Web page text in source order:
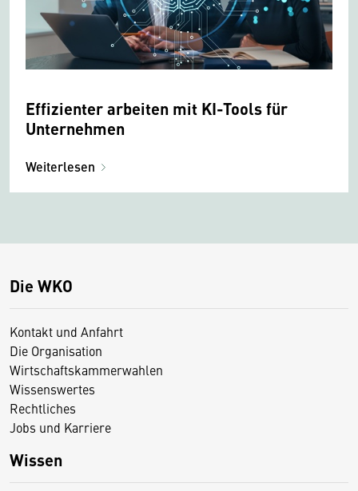
Effizienter arbeiten mit KI-Tools für
Unternehmen
Weiterlesen
Die WKO
Kontakt und Anfahrt
Die Organisation
Wirtschaftskammerwahlen
Wissenswertes
Rechtliches
Jobs und Karriere
Wissen